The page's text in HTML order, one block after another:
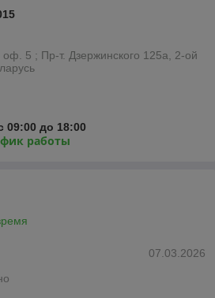
оф. 5 ; Пр-т. Дзержинского 125а, 2-ой
09:00 до 18:00
работы
07.03.2026